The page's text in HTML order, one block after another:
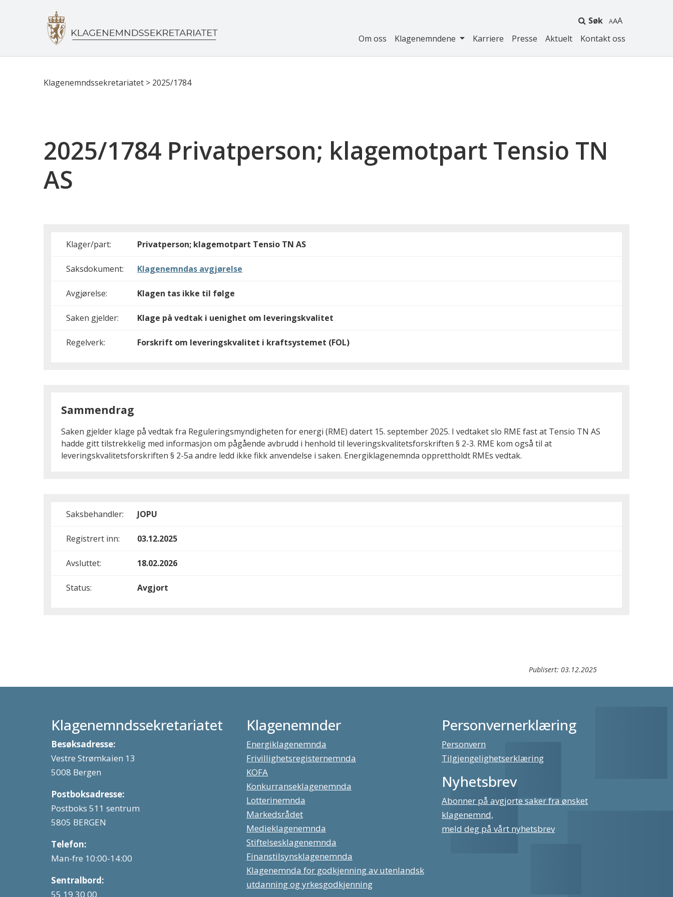
Søk A
Om oss Klagenemndene Karriere Presse Aktuelt Kontakt oss
Klagenemndssekretariatet > 2025/1784
2025/1784 Privatperson; klagemotpart Tensio TN
AS
Klager/part: Privatperson; klagemotpart Tensio TN AS
Saksdokument: Klagenemndas avgjørelse
Avgjørelse: Klagen tas ikke til følge
Saken gjelder: Klage på vedtak i uenighet om leveringskvalitet
Regelverk: Forskrift om leveringskvalitet i kraftsystemet (FOL)
Sammendrag
Saken gjelder klage på vedtak fra Reguleringsmyndigheten for energi (RME) datert 15. september 2025. I vedtaket slo RME fast at Tensio TN AS
hadde gitt tilstrekkelig med informasjon om pågående avbrudd i henhold til leveringskvalitetsforskriften § 2-3. RME kom også til at
leveringskvalitetsforskriften § 2-5a andre ledd ikke fikk anvendelse i saken. Energiklagenemnda opprettholdt RMEs vedtak.
Saksbehandler: JOPU
Registrert inn: 03.12.2025
Avsluttet: 18.02.2026
Status: Avgjort
Publisert: 03.12.2025
Klagenemndssekretariatet
Besøksadresse:
Vestre Strømkaien 13
5008 Bergen
Postboksadresse:
Postboks 511 sentrum
5805 BERGEN
Telefon:
Man-fre 10:00-14:00
Sentralbord:
55 19 30 00
Klagenemnder
Energiklagenemnda
Frivillighetsregisternemnda
KOFA
Konkurranseklagenemnda
Lotterinemnda
Markedsrådet
Medieklagenemnda
Stiftelsesklagenemnda
Finanstilsynsklagenemnda
Klagenemnda for godkjenning av utenlandsk
utdanning og yrkesgodkjenning
Personvernerklæring
Personvern
Tilgjengelighetserklæring
Nyhetsbrev
Abonner på avgjorte saker fra ønsket
klagenemnd,
meld deg på vårt nyhetsbrev